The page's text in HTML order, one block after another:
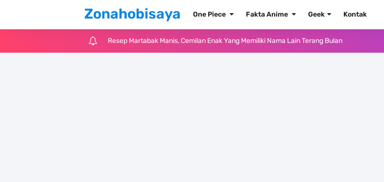
Zonahobisaya One Piece Fakta Anime Geek Kontak
Arti Bendera Tanzania, Ada Di Afrika Dengan Bentang Alam Yang Sangat Beragam